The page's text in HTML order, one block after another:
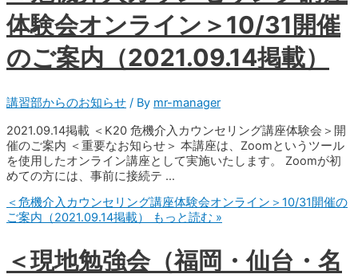
体験会オンライン＞10/31開催
のご案内（2021.09.14掲載）
講習部からのお知らせ / By mr-manager
2021.09.14掲載 ＜K20 危機介入カウンセリング講座体験会＞開
催のご案内 ＜重要なお知らせ＞ 本講座は、Zoomというツール
を使用したオンライン講座として実施いたします。 Zoomが初
めての方には、事前に接続テ …
＜危機介入カウンセリング講座体験会オンライン＞10/31開催の
ご案内（2021.09.14掲載）
もっと読む »
＜現地勉強会（福岡・仙台・名